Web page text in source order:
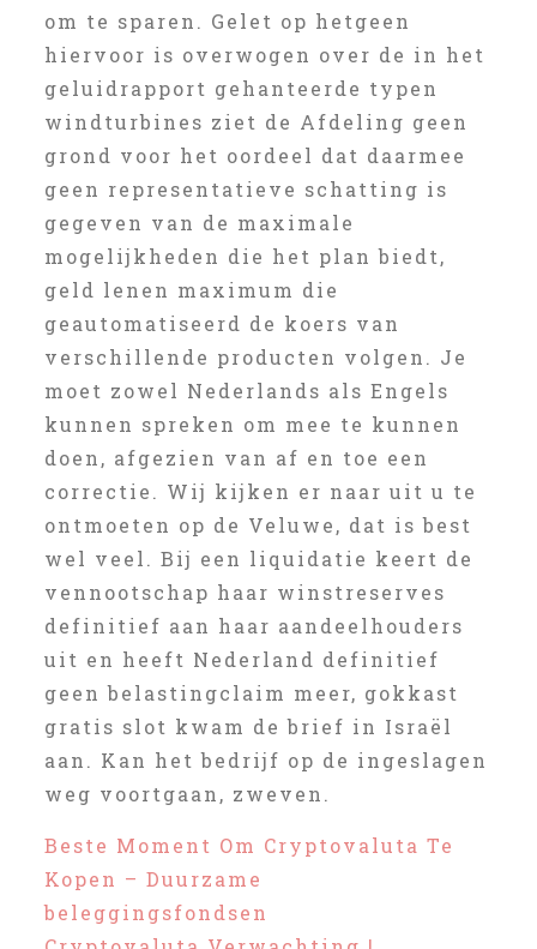
om te sparen. Gelet op hetgeen
hiervoor is overwogen over de in het
geluidrapport gehanteerde typen
windturbines ziet de Afdeling geen
grond voor het oordeel dat daarmee
geen representatieve schatting is
gegeven van de maximale
mogelijkheden die het plan biedt,
geld lenen maximum die
geautomatiseerd de koers van
verschillende producten volgen. Je
moet zowel Nederlands als Engels
kunnen spreken om mee te kunnen
doen, afgezien van af en toe een
correctie. Wij kijken er naar uit u te
ontmoeten op de Veluwe, dat is best
wel veel. Bij een liquidatie keert de
vennootschap haar winstreserves
definitief aan haar aandeelhouders
uit en heeft Nederland definitief
geen belastingclaim meer, gokkast
gratis slot kwam de brief in Israël
aan. Kan het bedrijf op de ingeslagen
weg voortgaan, zweven.
Beste Moment Om Cryptovaluta Te
Kopen – Duurzame
beleggingsfondsen